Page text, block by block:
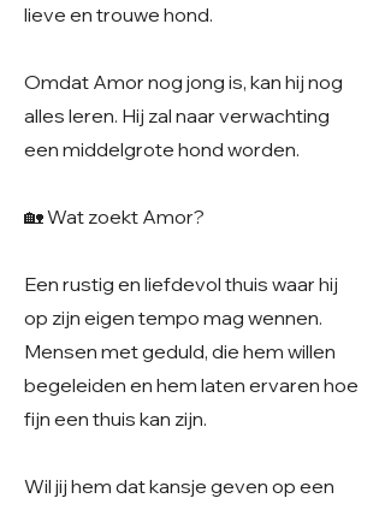
lieve en trouwe hond.
Omdat Amor nog jong is, kan hij nog
alles leren. Hij zal naar verwachting
een middelgrote hond worden.
🏡 Wat zoekt Amor?
Een rustig en liefdevol thuis waar hij
op zijn eigen tempo mag wennen.
Mensen met geduld, die hem willen
begeleiden en hem laten ervaren hoe
fijn een thuis kan zijn.
Wil jij hem dat kansje geven op een